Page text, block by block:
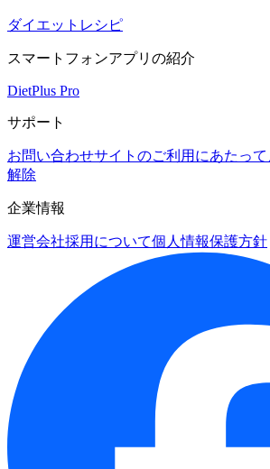
ダイエットレシピ
スマートフォンアプリの紹介
DietPlus Pro
サポート
お問い合わせサイトのご利用にあたって
解除
企業情報
運営会社採用について個人情報保護方針